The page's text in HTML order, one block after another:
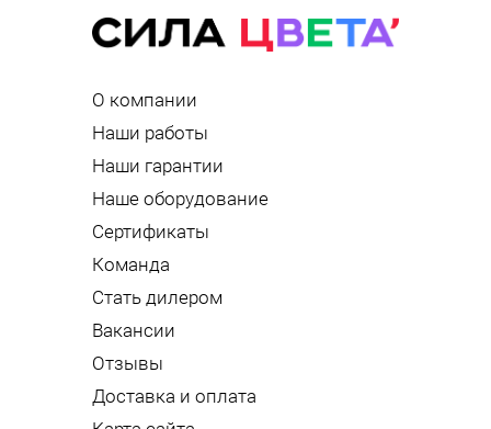
О компании
Наши работы
Наши гарантии
Наше оборудование
Сертификаты
Команда
Стать дилером
Вакансии
Отзывы
Доставка и оплата